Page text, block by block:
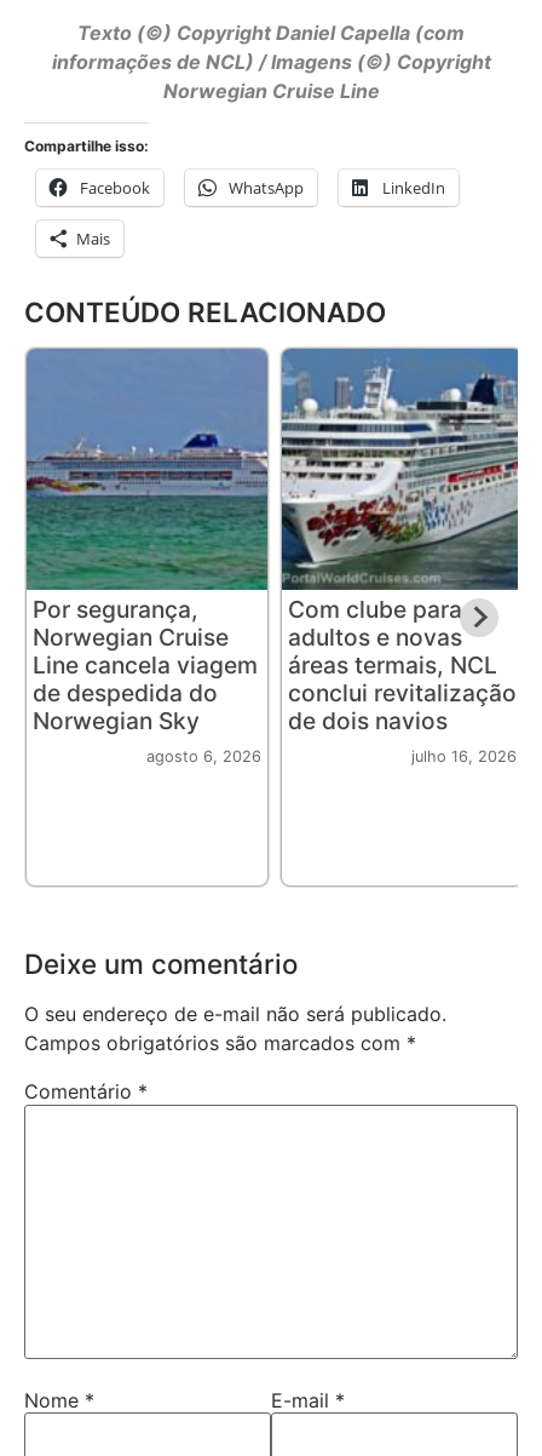
Texto (©) Copyright Daniel Capella (com
informações de NCL) / Imagens (©) Copyright
Norwegian Cruise Line
Compartilhe isso:
Facebook WhatsApp LinkedIn
Mais
CONTEÚDO RELACIONADO
Por segurança,
Norwegian Cruise
Line cancela viagem
de despedida do
Norwegian Sky
agosto 6, 2026
Com clube para
adultos e novas
áreas termais, NCL
conclui revitalização
de dois navios
julho 16, 2026
Deixe um comentário
O seu endereço de e-mail não será publicado.
Campos obrigatórios são marcados com *
Comentário *
Nome * E-mail *